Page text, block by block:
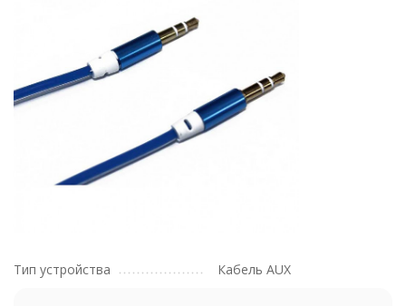
Тип устройства Кабель AUX